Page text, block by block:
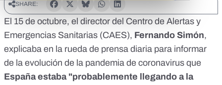
SHARE:
El 15 de octubre, el director del Centro de Alertas y
Emergencias Sanitarias (CAES), Fernando Simón,
explicaba en la rueda de prensa diaria para informar
de la evolución de la pandemia de coronavirus que
España estaba "probablemente llegando a la